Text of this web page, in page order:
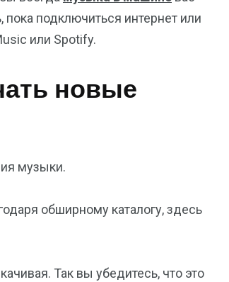
подключиться интернет или
или Spotify.
новые
музыки.
обширному каталогу, здесь
Так вы убедитесь, что это